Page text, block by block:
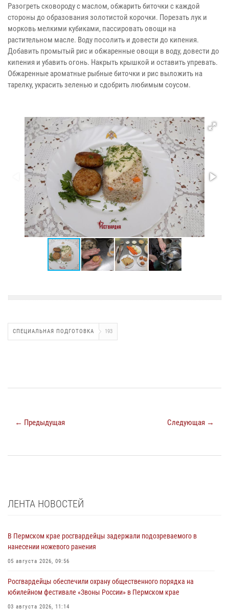
Разогреть сковороду с маслом, обжарить биточки с каждой
стороны до образования золотистой корочки. Порезать лук и
морковь мелкими кубиками, пассировать овощи на
растительном масле. Воду посолить и довести до кипения.
Добавить промытый рис и обжаренные овощи в воду, довести до
кипения и убавить огонь. Накрыть крышкой и оставить упревать.
Обжаренные ароматные рыбные биточки и рис выложить на
тарелку, украсить зеленью и сдобрить любимым соусом.
СПЕЦИАЛЬНАЯ ПОДГОТОВКА 193
← Предыдущая Следующая →
ЛЕНТА НОВОСТЕЙ
В Пермском крае росгвардейцы задержали подозреваемого в
нанесении ножевого ранения
05 августа 2026, 09:56
Росгвардейцы обеспечили охрану общественного порядка на
юбилейном фестивале «Звоны России» в Пермском крае
03 августа 2026, 11:14